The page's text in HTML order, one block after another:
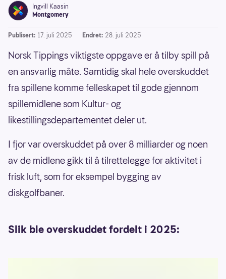
Ingvill Kaasin
Montgomery
Publisert: 17. juli 2025 Endret: 28. juli 2025
Norsk Tippings viktigste oppgave er å tilby spill på
en ansvarlig måte. Samtidig skal hele overskuddet
fra spillene komme felleskapet til gode gjennom
spillemidlene som Kultur- og
likestillingsdepartementet deler ut.
I fjor var overskuddet på over 8 milliarder og noen
av de midlene gikk til å tilrettelegge for aktivitet i
frisk luft, som for eksempel bygging av
diskgolfbaner.
Slik ble overskuddet fordelt i 2025: